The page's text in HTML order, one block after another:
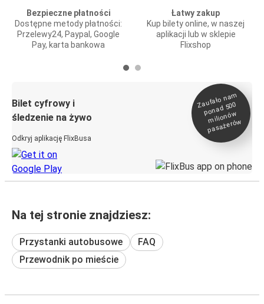
Bezpieczne płatności
Dostępne metody płatności:
Przelewy24, Paypal, Google
Pay, karta bankowa
Łatwy zakup
Kup bilety online, w naszej
aplikacji lub w sklepie
Flixshop
Bilet cyfrowy i
śledzenie na żywo
Odkryj aplikację FlixBusa
Zaufało na
m
ponad 500
milionó
w
pasażeró
w
Na tej stronie znajdziesz:
Przystanki autobusowe
FAQ
Przewodnik po mieście